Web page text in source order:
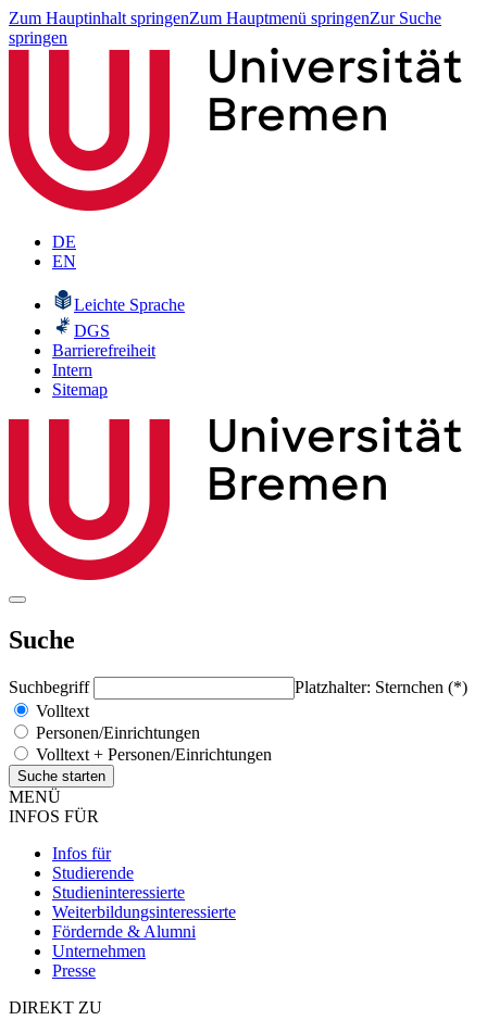
Zum Hauptinhalt springenZum Hauptmenü springenZur Suche
springen
DE
EN
Leichte Sprache
DGS
Barrierefreiheit
Intern
Sitemap
Suche
Suchbegriff
Platzhalter: Sternchen (*)
Volltext
Personen/Einrichtungen
Volltext + Personen/Einrichtungen
MENÜ
INFOS FÜR
Infos für
Studierende
Studieninteressierte
Weiterbildungsinteressierte
Fördernde & Alumni
Unternehmen
Presse
DIREKT ZU